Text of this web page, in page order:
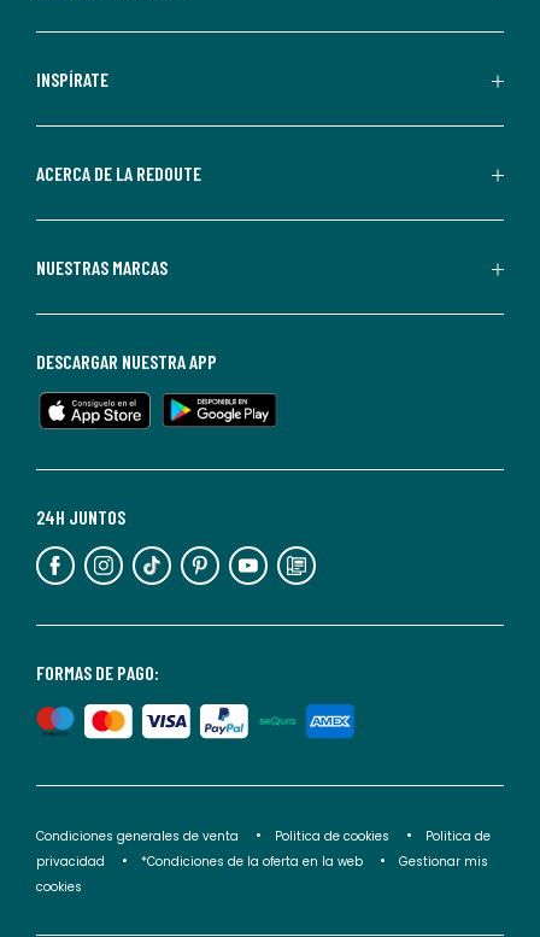
comerciales
personalizadas
parte
Redoute.
de
en
cualquier
Para
información,
puedes
de
privacidad</2>.
INSPÍRATE
ACERCA DE LA REDOUTE
NUESTRAS MARCAS
FORMAS DE PAGO:
24H JUNTOS
DESCARGAR NUESTRA APP
Condiciones generales de venta Politica de cookies
Politica de
privacidad
*Condiciones de la oferta en la web
Gestionar mis
cookies